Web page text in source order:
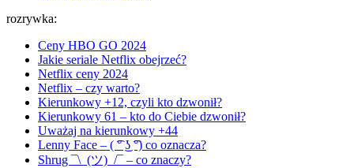
rozrywka:
Ceny HBO GO 2024
Jakie seriale Netflix obejrzeć?
Netflix ceny 2024
Netflix – czy warto?
Kierunkowy +12, czyli kto dzwonił?
Kierunkowy 61 – kto do Ciebie dzwonił?
Uważaj na kierunkowy +44
Lenny Face – ( ͡° ͜ʖ ͡°) co oznacza?
Shrug ¯\_(ツ)_/¯ – co znaczy?